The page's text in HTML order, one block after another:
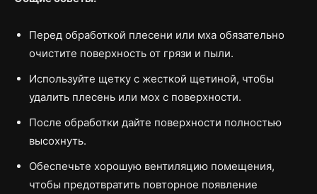
Перед обработкой плесени или мха обязательно
очистите поверхность от грязи и пыли.
Используйте щетку с жесткой щетиной, чтобы
удалить плесень или мох с поверхности.
После обработки дайте поверхности полностью
высохнуть.
Обеспечьте хорошую вентиляцию помещения,
чтобы предотвратить повторное появление